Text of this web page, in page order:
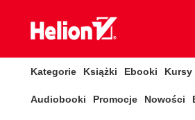
Kategorie Książki Ebooki Kursy
Audiobooki Promocje Nowości